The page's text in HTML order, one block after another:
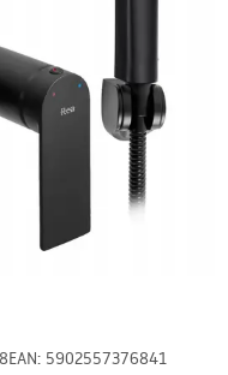
EAN: 5902557376841